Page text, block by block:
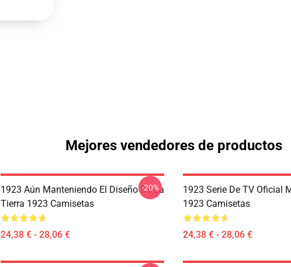
Mejores vendedores de productos
1923 Aún Manteniendo El Diseño De La
Tierra 1923 Camisetas
24,38 € - 28,06 €
-20%
1923 Serie De TV Oficial
1923 Camisetas
24,38 € - 28,06 €